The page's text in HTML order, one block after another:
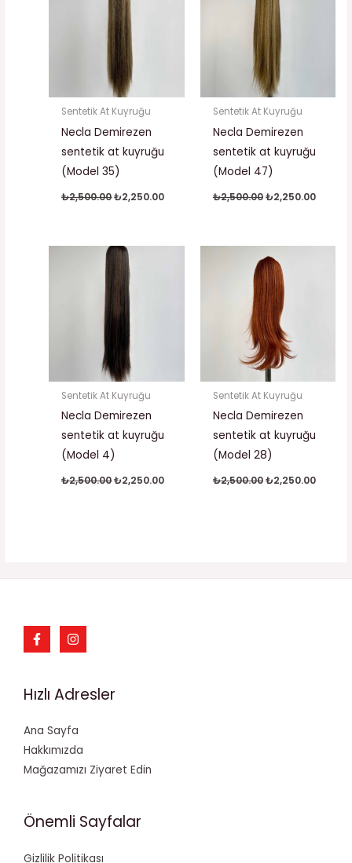
Sentetik At Kuyruğu
Necla Demirezen
sentetik at kuyruğu
(Model 35)
₺2,500.00₺2,250.00
Sentetik At Kuyruğu
Necla Demirezen
sentetik at kuyruğu
(Model 47)
₺2,500.00₺2,250.00
Sentetik At Kuyruğu
Necla Demirezen
sentetik at kuyruğu
(Model 4)
₺2,500.00
Orijinal
fiyat:
₺2,500.00.
₺2,250.00
Sentetik At Kuyruğu
Necla Demirezen
sentetik at kuyruğu
(Model 28)
₺2,500.00
fiyat:
₺2,500.00.
₺2,250.00
Hızlı Adresler
Ana Sayfa
Hakkımızda
Mağazamızı Ziyaret Edin
Önemli Sayfalar
Gizlilik Politikası